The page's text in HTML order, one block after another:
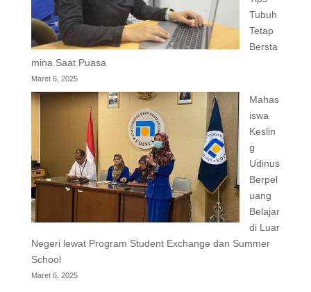
Tubuh
Tetap
Bersta
mina Saat Puasa
Maret 6, 2025
Mahas
iswa
Keslin
g
Udinus
Berpel
uang
Belajar
di Luar
Negeri lewat Program Student Exchange dan Summer
School
Maret 6, 2025